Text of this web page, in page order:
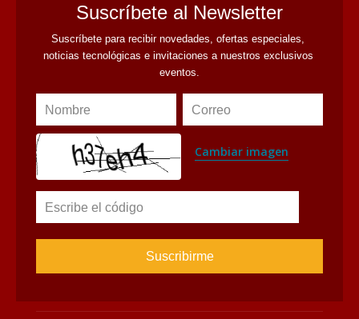
Suscríbete al Newsletter
Suscríbete para recibir novedades, ofertas especiales,
noticias tecnológicas e invitaciones a nuestros exclusivos
eventos.
Nombre Correo
Cambiar imagen
Escribe el código